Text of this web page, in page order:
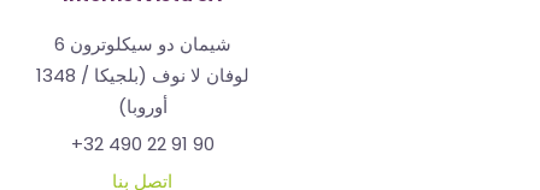
شيمان دو سيكلوترون 6
1348 لوفان لا نوف (بلجيكا /
أوروبا)
+32 490 22 91 90
اتصل بنا